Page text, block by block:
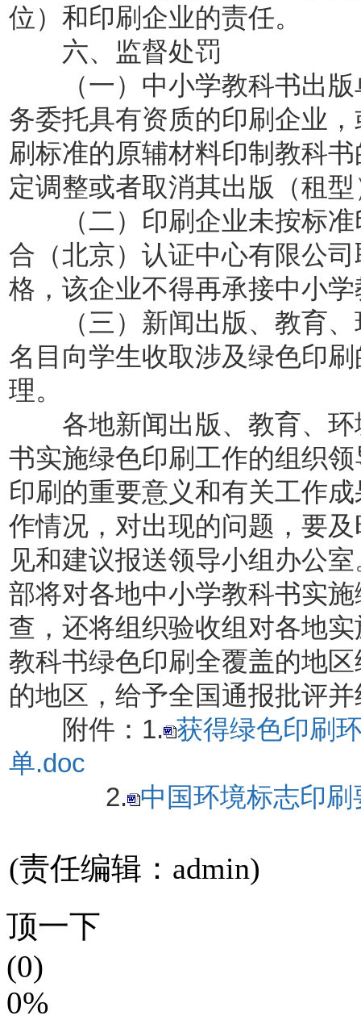
位）和印刷企业的责任。
六、监督处罚
（一）中小学教科书出版
务委托具有资质的印刷企业
刷标准的原辅材料印制教科
定调整或者取消其出版（租
（二）印刷企业未按标准
合（北京）认证中心有限公
格，该企业不得再承接中小
（三）新闻出版、教育、
名目向学生收取涉及绿色印
理。
各地新闻出版、教育、环
书实施绿色印刷工作的组织
印刷的重要意义和有关工作
作情况，对出现的问题，要
见和建议报送领导小组办公
部将对各地中小学教科书实
查，还将组织验收组对各地
教科书绿色印刷全覆盖的地
的地区，给予全国通报批评
附件：1. 获得绿色印刷
单.doc
2. 中国环境标志印刷
(责任编辑：admin)
顶一下
(0)
0%